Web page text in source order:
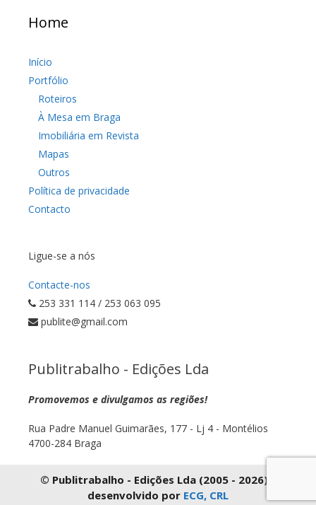
Home
Início
Portfólio
Roteiros
À Mesa em Braga
Imobiliária em Revista
Mapas
Outros
Política de privacidade
Contacto
Ligue-se a nós
Contacte-nos
253 331 114 / 253 063 095
publite@gmail.com
Publitrabalho - Edições Lda
Promovemos e divulgamos as regiões!
Rua Padre Manuel Guimarães, 177 - Lj 4 - Montélios
4700-284 Braga
© Publitrabalho - Edições Lda (2005 - 2026) |
desenvolvido por ECG, CRL